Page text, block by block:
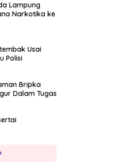
Lampung
Narkotika ke
Usai
Polisi
Bripka
Dalam Tugas